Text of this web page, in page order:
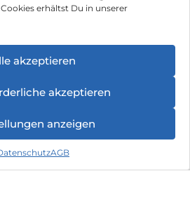
erhältst Du in unserer
akzeptieren
akzeptieren
anzeigen
AGB
Silber
Apple iPad 11″
GB Gelb
966,90
Apple iPad mini
(2024) Wi-Fi +